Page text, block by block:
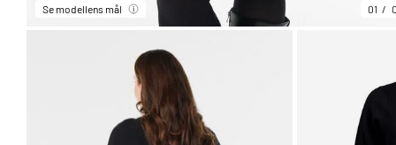
Se modellens mål 01